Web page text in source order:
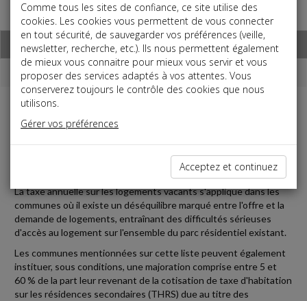
Base documentaire
Dépêches
Fiscal TPE
TAXE ANNUELLE SUR LES LOGEMENTS VACANTS
La taxe annuelle sur les logements vacants s'applique dans les
communes où il existe un déséquilibre marqué entre l'offre et la
demande de logements, entraînant des difficultés sérieuses
d'accès au logement sur l'ensemble du parc résidentiel existant.
Les communes mentionnées sur cette liste peuvent également
instituer, sous conditions, une majoration comprise entre 5 et
60 % de la part leur revenant de la cotisation de taxe d'habitation
sur les résidences secondaires (THRS) due au titre des
Comme tous les sites de confiance, ce site utilise des
cookies. Les cookies vous permettent de vous connecter
en tout sécurité, de sauvegarder vos préférences (veille,
newsletter, recherche, etc.). Ils nous permettent également
de mieux vous connaitre pour mieux vous servir et vous
proposer des services adaptés à vos attentes. Vous
conserverez toujours le contrôle des cookies que nous
utilisons.
Gérer vos préférences
Acceptez et continuez